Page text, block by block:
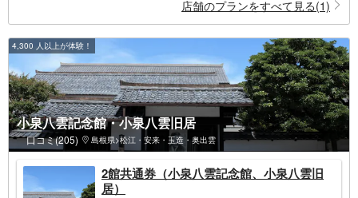
店舗のプランをすべて見る(1)
4,300 人以上が体験！
小泉八雲記念館・小泉八雲旧居
口コミ(205) 島根県>松江・安来・玉造・奥出雲
2館共通券（小泉八雲記念館、小泉八雲旧
居）